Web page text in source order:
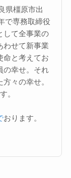
県橿原市出
で専務取締役
して全事業の
わせて新事業
命と考えてお
の幸せ。それ
々の幸せ。
。
おります。